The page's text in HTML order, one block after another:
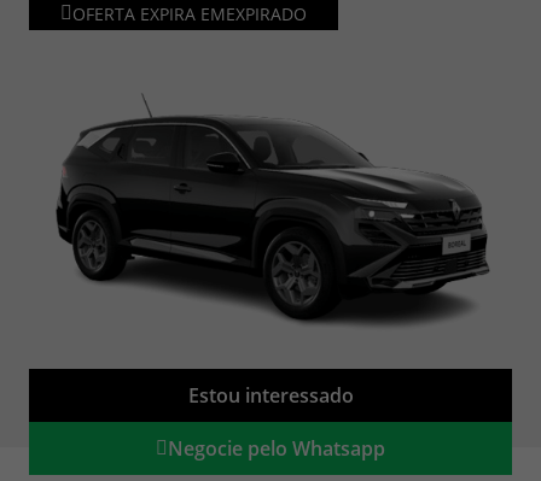
OFERTA EXPIRA EMEXPIRADO
Estou interessado
Negocie pelo Whatsapp